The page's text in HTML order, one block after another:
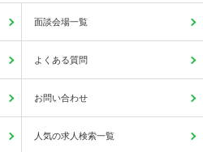
面談会場一覧
よくある質問
お問い合わせ
人気の求人検索一覧